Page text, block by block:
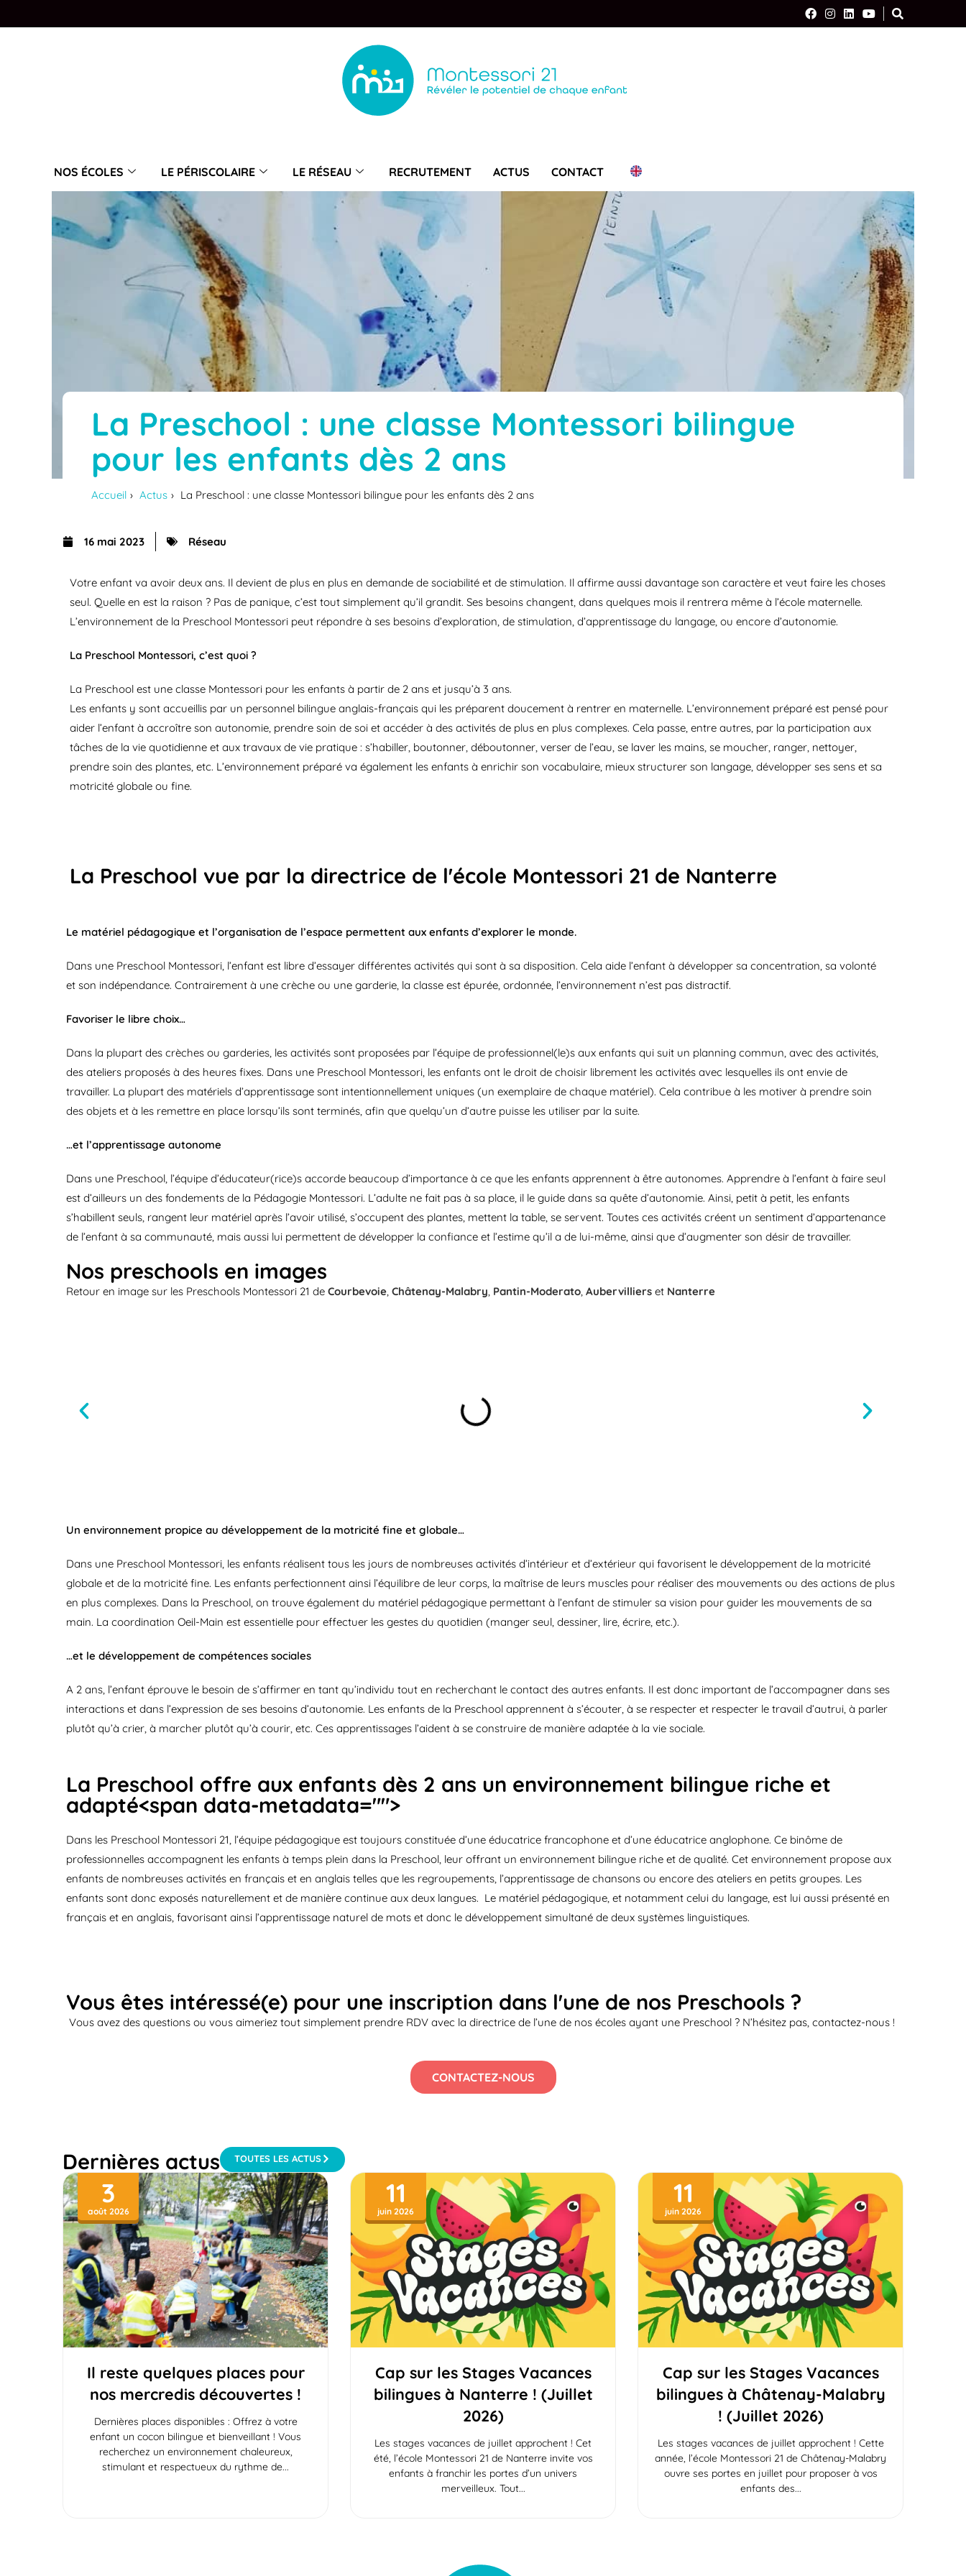
NOS ÉCOLES LE PÉRISCOLAIRE LE RÉSEAU RECRUTEMENT ACTUS CONTACT
La Preschool : une classe Montessori bilingue
pour les enfants dès 2 ans
Accueil Actus La Preschool : une classe Montessori bilingue pour les enfants dès 2 ans
16 mai 2023 Réseau
Votre enfant va avoir deux ans. Il devient de plus en plus en demande de sociabilité et de stimulation. Il affirme aussi davantage son caractère et veut faire les choses
seul. Quelle en est la raison ? Pas de panique, c’est tout simplement qu’il grandit. Ses besoins changent, dans quelques mois il rentrera même à l’école maternelle.
L’environnement de la Preschool Montessori peut répondre à ses besoins d’exploration, de stimulation, d’apprentissage du langage, ou encore d’autonomie.
La Preschool Montessori, c’est quoi ?
La Preschool est une classe Montessori pour les enfants à partir de 2 ans et jusqu’à 3 ans.
Les enfants y sont accueillis par un personnel bilingue anglais-français qui les préparent doucement à rentrer en maternelle. L’environnement préparé est pensé pour
aider l’enfant à accroître son autonomie, prendre soin de soi et accéder à des activités de plus en plus complexes. Cela passe, entre autres, par la participation aux
tâches de la vie quotidienne et aux travaux de vie pratique : s’habiller, boutonner, déboutonner, verser de l’eau, se laver les mains, se moucher, ranger, nettoyer,
prendre soin des plantes, etc. L’environnement préparé va également les enfants à enrichir son vocabulaire, mieux structurer son langage, développer ses sens et sa
motricité globale ou fine.
La Preschool vue par la directrice de l'école Montessori 21 de Nanterre
Le matériel pédagogique et l’organisation de l’espace permettent aux enfants d’explorer le monde.
Dans une Preschool Montessori, l’enfant est libre d’essayer différentes activités qui sont à sa disposition. Cela aide l’enfant à développer sa concentration, sa volonté
et son indépendance. Contrairement à une crèche ou une garderie, la classe est épurée, ordonnée, l’environnement n’est pas distractif.
Favoriser le libre choix…
Dans la plupart des crèches ou garderies, les activités sont proposées par l’équipe de professionnel(le)s aux enfants qui suit un planning commun, avec des activités,
des ateliers proposés à des heures fixes. Dans une Preschool Montessori, les enfants ont le droit de choisir librement les activités avec lesquelles ils ont envie de
travailler. La plupart des matériels d’apprentissage sont intentionnellement uniques (un exemplaire de chaque matériel). Cela contribue à les motiver à prendre soin
des objets et à les remettre en place lorsqu’ils sont terminés, afin que quelqu’un d’autre puisse les utiliser par la suite.
…et l’apprentissage autonome
Dans une Preschool, l’équipe d’éducateur(rice)s accorde beaucoup d’importance à ce que les enfants apprennent à être autonomes. Apprendre à l’enfant à faire seul
est d’ailleurs un des fondements de la Pédagogie Montessori. L’adulte ne fait pas à sa place, il le guide dans sa quête d’autonomie. Ainsi, petit à petit, les enfants
s’habillent seuls, rangent leur matériel après l’avoir utilisé, s’occupent des plantes, mettent la table, se servent. Toutes ces activités créent un sentiment d’appartenance
de l’enfant à sa communauté, mais aussi lui permettent de développer la confiance et l’estime qu’il a de lui-même, ainsi que d’augmenter son désir de travailler.
Nos preschools en images
Retour en image sur les Preschools Montessori 21 de Courbevoie, Châtenay-Malabry, Pantin-Moderato, Aubervilliers et Nanterre
Un environnement propice au développement de la motricité fine et globale…
Dans une Preschool Montessori, les enfants réalisent tous les jours de nombreuses activités d’intérieur et d’extérieur qui favorisent le développement de la motricité
globale et de la motricité fine. Les enfants perfectionnent ainsi l’équilibre de leur corps, la maîtrise de leurs muscles pour réaliser des mouvements ou des actions de plus
en plus complexes. Dans la Preschool, on trouve également du matériel pédagogique permettant à l’enfant de stimuler sa vision pour guider les mouvements de sa
main. La coordination Oeil-Main est essentielle pour effectuer les gestes du quotidien (manger seul, dessiner, lire, écrire, etc.).
…et le développement de compétences sociales
A 2 ans, l’enfant éprouve le besoin de s’affirmer en tant qu’individu tout en recherchant le contact des autres enfants. Il est donc important de l’accompagner dans ses
interactions et dans l’expression de ses besoins d’autonomie. Les enfants de la Preschool apprennent à s’écouter, à se respecter et respecter le travail d’autrui, à parler
plutôt qu’à crier, à marcher plutôt qu’à courir, etc. Ces apprentissages l’aident à se construire de manière adaptée à la vie sociale.
La Preschool offre aux enfants dès 2 ans un environnement bilingue riche et
adapté<span data-metadata="">
Dans les Preschool Montessori 21, l’équipe pédagogique est toujours constituée d’une éducatrice francophone et d’une éducatrice anglophone. Ce binôme de
professionnelles accompagnent les enfants à temps plein dans la Preschool, leur offrant un environnement bilingue riche et de qualité. Cet environnement propose aux
enfants de nombreuses activités en français et en anglais telles que les regroupements, l’apprentissage de chansons ou encore des ateliers en petits groupes. Les
enfants sont donc exposés naturellement et de manière continue aux deux langues. Le matériel pédagogique, et notamment celui du langage, est lui aussi présenté en
français et en anglais, favorisant ainsi l’apprentissage naturel de mots et donc le développement simultané de deux systèmes linguistiques.
Vous êtes intéressé(e) pour une inscription dans l'une de nos Preschools ?
Vous avez des questions ou vous aimeriez tout simplement prendre RDV avec la directrice de l’une de nos écoles ayant une Preschool ? N’hésitez pas, contactez-nous !
CONTACTEZ-NOUS
Dernières actus TOUTES LES ACTUS
Il reste quelques places pour
nos mercredis découvertes !
3
août 2026
Dernières places disponibles : Offrez à votre
enfant un cocon bilingue et bienveillant ! Vous
recherchez un environnement chaleureux,
stimulant et respectueux du rythme de
Cap sur les Stages Vacances
bilingues à Nanterre ! (Juillet
2026)
11
juin 2026
Les stages vacances de juillet approchent ! Cet
été, l’école Montessori 21 de Nanterre invite vos
enfants à franchir les portes d’un univers
merveilleux. Tout
Cap sur les Stages Vacances
bilingues à Châtenay-Malabry
! (Juillet 2026)
11
juin 2026
Les stages vacances de juillet approchent ! Cette
année, l’école Montessori 21 de Châtenay-Malabry
ouvre ses portes en juillet pour proposer à vos
enfants des